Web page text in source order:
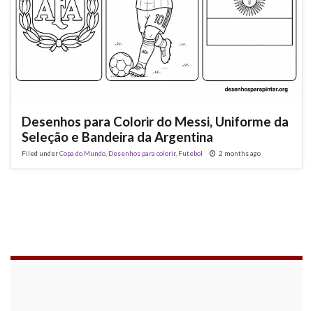
Desenhos para Colorir do Messi, Uniforme da
Seleção e Bandeira da Argentina
Filed underCopa do Mundo Desenhos para colorir, Futebol 2 months ago